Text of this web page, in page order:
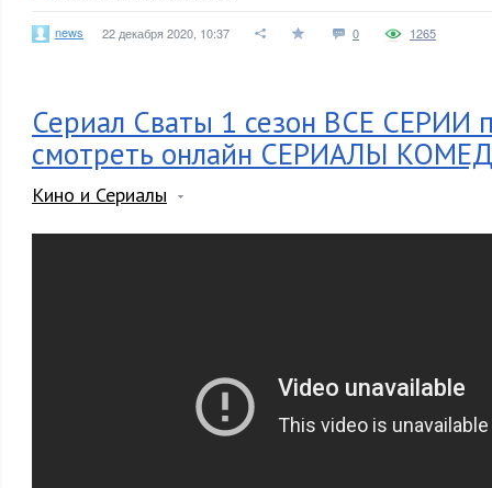
news 22 декабря 2020, 10:37 0 1265
Сериал Сваты 1 сезон ВСЕ СЕРИИ
смотреть онлайн СЕРИАЛЫ
Кино и Сериалы